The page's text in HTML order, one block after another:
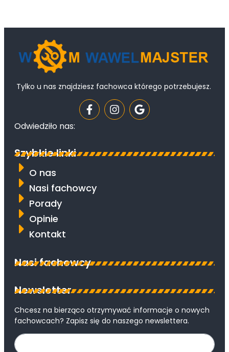
Tylko u nas znajdziesz fachowca którego potrzebujesz.
Odwiedziło nas:
Szybkie linki
O nas
Nasi fachowcy
Porady
Opinie
Kontakt
Nasi fachowcy
Newsletter
Chcesz na bierząco otrzymywać informacje o nowych
fachowcach? Zapisz się do naszego newslettera.